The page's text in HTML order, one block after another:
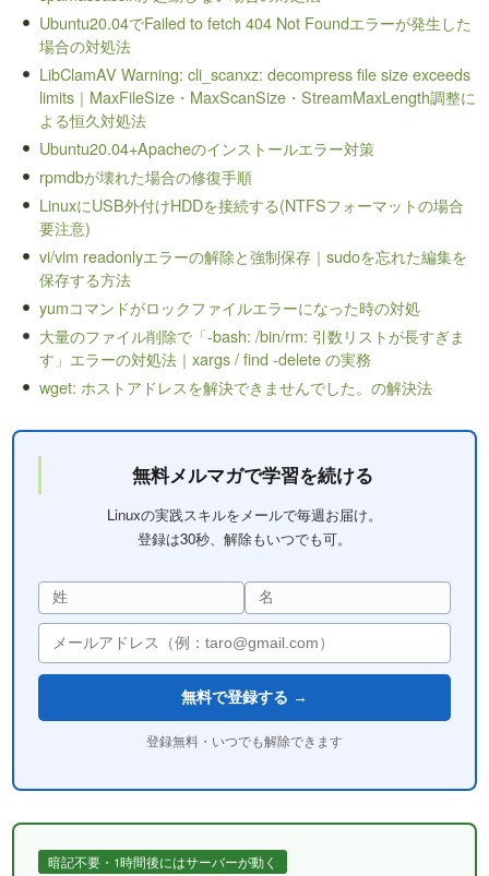
Ubuntu20.04でFailed to fetch 404 Not Foundエラーが発生した
場合の対処法
LibClamAV Warning: cli_scanxz: decompress file size exceeds
limits｜MaxFileSize・MaxScanSize・StreamMaxLength調整に
よる恒久対処法
Ubuntu20.04+Apacheのインストールエラー対策
rpmdbが壊れた場合の修復手順
LinuxにUSB外付けHDDを接続する(NTFSフォーマットの場合
要注意)
vi/vim readonlyエラーの解除と強制保存｜sudoを忘れた編集を
保存する方法
yumコマンドがロックファイルエラーになった時の対処
大量のファイル削除で「-bash: /bin/rm: 引数リストが長すぎま
す」エラーの対処法｜xargs / find -delete の実務
wget: ホストアドレスを解決できませんでした。の解決法
無料メルマガで学習を続ける
Linuxの実践スキルをメールで毎週お届け。
登録は30秒、解除もいつでも可。
無料で登録する →
登録無料・いつでも解除できます
暗記不要・1時間後にはサーバーが動く